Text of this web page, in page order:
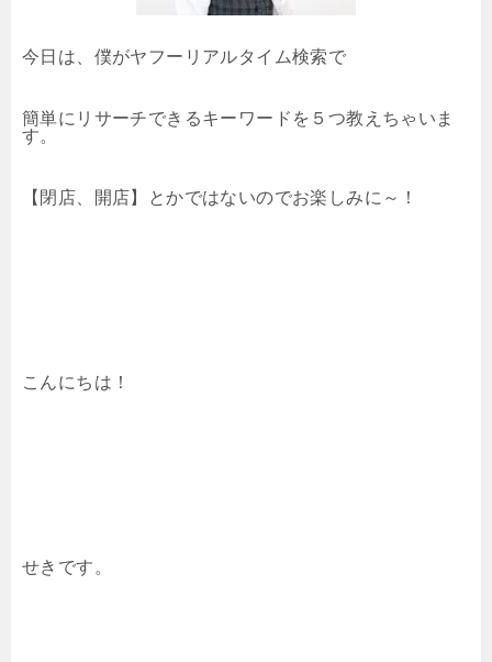
今日は、僕がヤフーリアルタイム検索で
簡単にリサーチできるキーワードを５つ教えちゃいま
す。
【閉店、開店】とかではないのでお楽しみに～！
こんにちは！
せきです。